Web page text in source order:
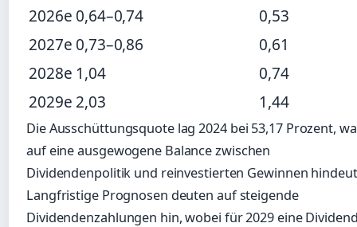
2026e 0,64–0,74
0,53
2027e 0,73–0,86
0,61
2028e 1,04
0,74
2029e 2,03 1,44
Die Ausschüttungsquote lag 2024 bei 53,17 Prozent,
auf eine ausgewogene Balance zwischen
Dividendenpolitik und reinvestierten Gewinnen
Langfristige Prognosen deuten auf steigende
Dividendenzahlungen hin, wobei für 2029 eine